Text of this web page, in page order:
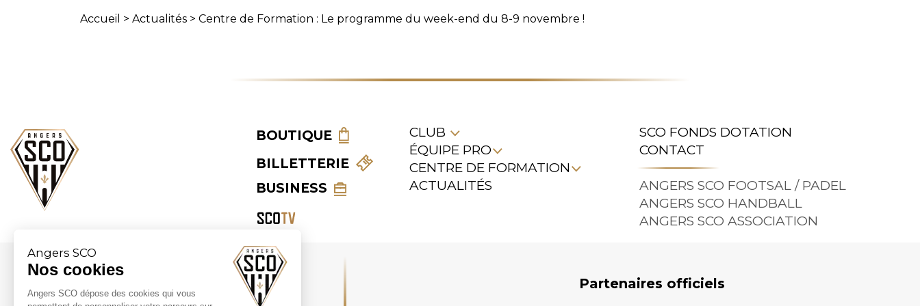
Angers SCO
Nos cookies
Angers SCO dépose des cookies qui vous
Accueil > Actualités > Centre de Formation : Le programme du week-end du 8-9 novembre !
BOUTIQUE
BILLETTERIE
BUSINESS
CLUB
ÉQUIPE PRO
CENTRE DE FORMATION
ACTUALITÉS
SCO FONDS DOTATION
CONTACT
ANGERS SCO FOOTSAL / PADEL
ANGERS SCO HANDBALL
ANGERS SCO ASSOCIATION
Partenaires officiels